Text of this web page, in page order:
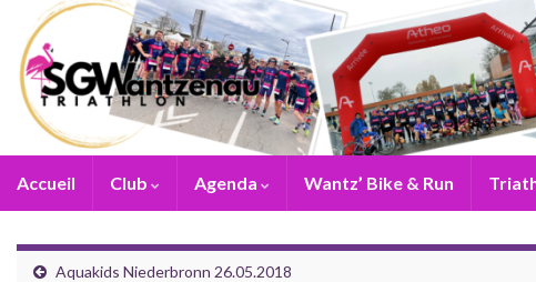
Accueil Club Agenda Wantz’ Bike & Run
Aquakids Niederbronn 26.05.2018